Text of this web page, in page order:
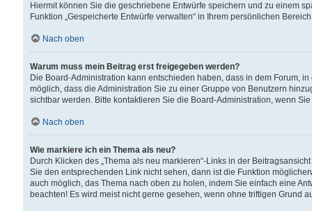
Hiermit können Sie die geschriebene Entwürfe speichern und zu einem
Funktion „Gespeicherte Entwürfe verwalten“ in Ihrem persönlichen
Nach oben
Warum muss mein Beitrag erst freigegeben werden?
Die Board-Administration kann entschieden haben, dass in dem Forum,
möglich, dass die Administration Sie zu einer Gruppe von Benutzern
sichtbar werden. Bitte kontaktieren Sie die Board-Administration, wenn
Nach oben
Wie markiere ich ein Thema als neu?
Durch Klicken des „Thema als neu markieren“-Links in der
Sie den entsprechenden Link nicht sehen, dann ist die Funktion
auch möglich, das Thema nach oben zu holen, indem Sie einfach eine
beachten! Es wird meist nicht gerne gesehen, wenn ohne triftigen Grund